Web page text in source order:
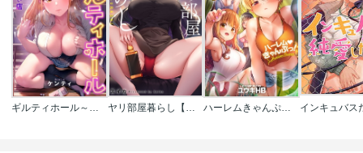
ギルティホール～教え子しか指名できない店～【フルカラー】 ヤリ部屋暮らし【フルカラー】 ハーレムきゃんぷっ！【フルカラー】